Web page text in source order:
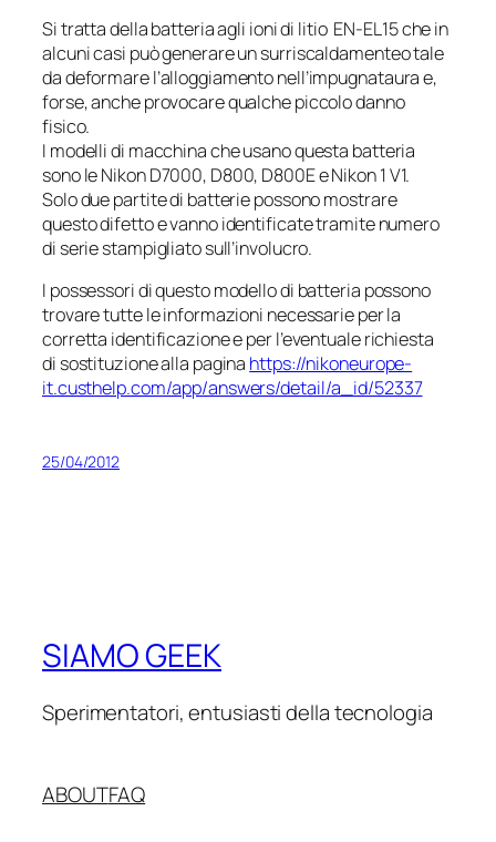
Si tratta della batteria agli ioni di litio EN-EL15 che in
alcuni casi può generare un surriscaldamenteo tale
da deformare l’alloggiamento nell’impugnataura e,
forse, anche provocare qualche piccolo danno
fisico.
I modelli di macchina che usano questa batteria
sono le Nikon D7000, D800, D800E e Nikon 1 V1.
Solo due partite di batterie possono mostrare
questo difetto e vanno identificate tramite numero
di serie stampigliato sull’involucro.
I possessori di questo modello di batteria possono
trovare tutte le informazioni necessarie per la
corretta identificazione e per l’eventuale richiesta
di sostituzione alla pagina https://nikoneurope-
it.custhelp.com/app/answers/detail/a_id/52337
25/04/2012
SIAMO GEEK
Sperimentatori, entusiasti della tecnologia
ABOUTFAQ